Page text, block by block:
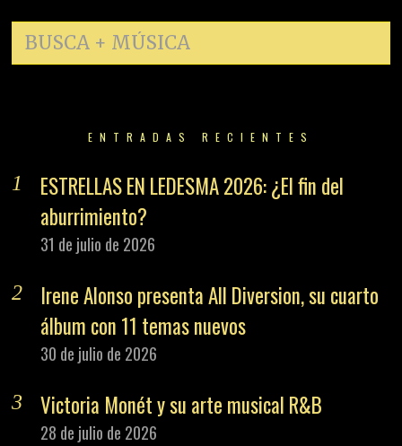
ENTRADAS RECIENTES
ESTRELLAS EN LEDESMA 2026: ¿El fin del
aburrimiento?
31 de julio de 2026
Irene Alonso presenta All Diversion, su cuarto
álbum con 11 temas nuevos
30 de julio de 2026
Victoria Monét y su arte musical R&B
28 de julio de 2026